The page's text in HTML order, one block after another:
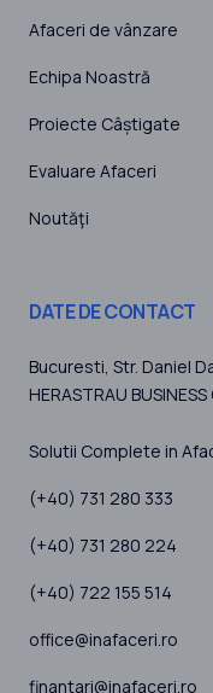
Afaceri de vânzare
Echipa Noastră
Proiecte Câștigate
Evaluare Afaceri
Noutăţi
DATE DE CONTACT
Bucuresti, Str. Daniel
HERASTRAU BUSINESS
Solutii Complete in
(+40) 731 280 333
(+40) 731 280 224
(+40) 722 155 514
office@inafaceri.ro
finantari@inafaceri.ro